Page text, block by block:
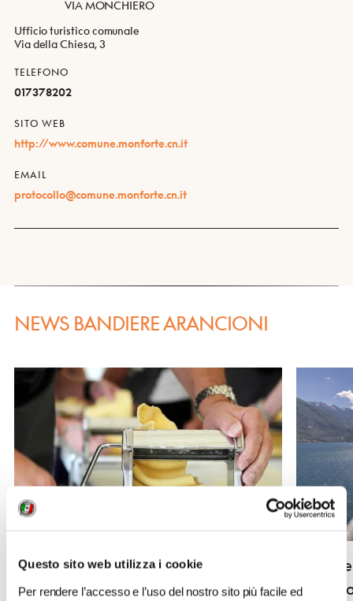
Questo sito web utilizza i cookie
Per rendere l’accesso e l’uso del nostro sito più facile ed
VIA MONCHIERO
Ufficio turistico comunale
Via della Chiesa, 3
TELEFONO
017378202
SITO WEB
http://www.comune.monforte.cn.it
EMAIL
protocollo@comune.monforte.cn.it
NEWS BANDIERE ARANCIONI
Corso di cucina e degustazione di vino
alla cantina di Montecarlo
In e-